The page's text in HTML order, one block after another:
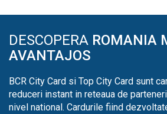
DESCOPERA ROMANIA
AVANTAJOS
BCR City Card si Top City Card sunt
reduceri instant in reteaua de
nivel national. Cardurile fiind